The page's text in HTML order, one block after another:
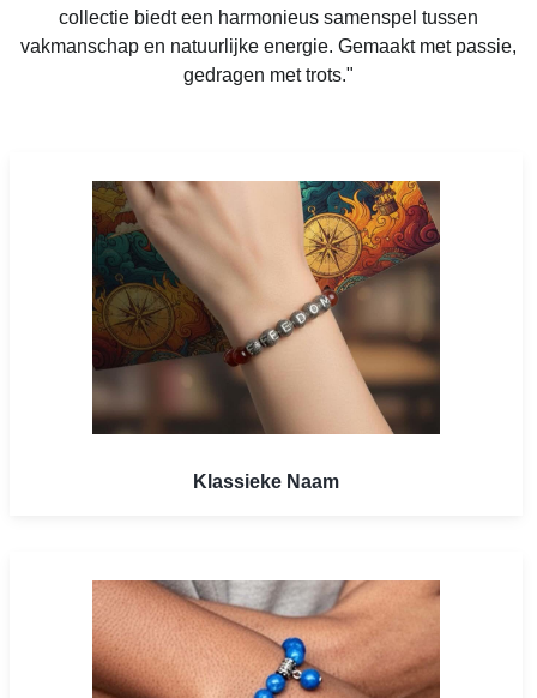
collectie biedt een harmonieus samenspel tussen
vakmanschap en natuurlijke energie. Gemaakt met passie,
gedragen met trots."
Klassieke Naam